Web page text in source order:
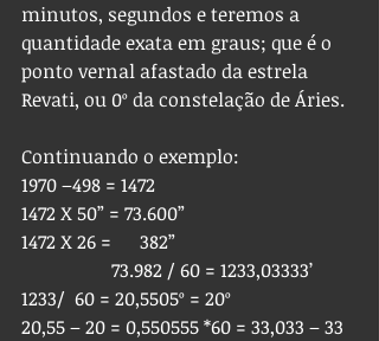
minutos, segundos e teremos a
quantidade exata em graus; que é o
ponto vernal afastado da estrela
Revati, ou 0º da constelação de Áries.
Continuando o exemplo:
1970 –498 = 1472
1472 X 50” = 73.600”
1472 X 26 =      382”
                   73.982 / 60 = 1233,03333’
1233/  60 = 20,5505º = 20º
20,55 – 20 = 0,550555 *60 = 33,033 – 33